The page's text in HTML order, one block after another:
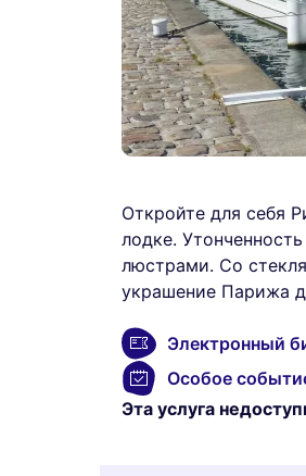
Откройте для себя
лодке.
люстрами. Со
украшение Парижа
Электронный
Особое
Эта услуга